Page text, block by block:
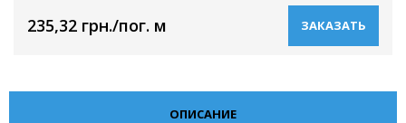
235,32 грн./пог. м ЗАКАЗАТЬ
ОПИСАНИЕ